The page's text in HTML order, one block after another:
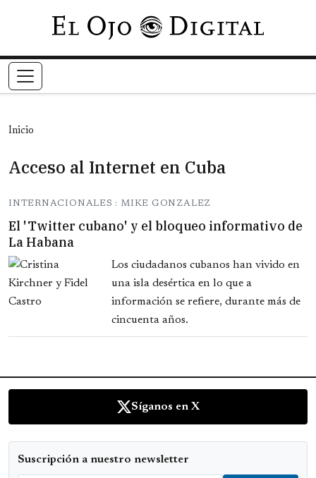
Pasar al contenido principal
Inicio
Acceso al Internet en Cuba
INTERNACIONALES : MIKE GONZALEZ
El 'Twitter cubano' y el bloqueo informativo de
La Habana
Los ciudadanos cubanos han vivido en
una isla desértica en lo que a
información se refiere, durante más de
cincuenta años.
Síganos en X
Suscripción a nuestro newsletter